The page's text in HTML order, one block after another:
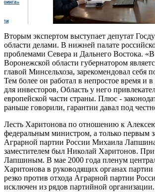
Вторым экспертом выступает депутат
области делами. В нижней палате
проблемами Севера и Дальнего Востока.
Воронежской области губернатором
главой Минсельхоза, зарекомендовал себя
Тем более он работал в непростое время
для инвесторов, Область у него
европейской части страны. Плюс -
раньше говорили, гарантии давал под
Лесть Харитонова по отношению к
федеральным министром, а только первым
Аграрной партии России Михаила
заместителем был Николай Харитонов.
Лапшиным. В мае 2000 года пленум
Харитонова в руководящих органах
резко против отхода Аграрной партии
исключен из рядов партийной организации.